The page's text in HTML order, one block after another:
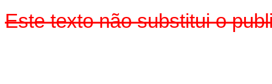
Este texto não substitui o